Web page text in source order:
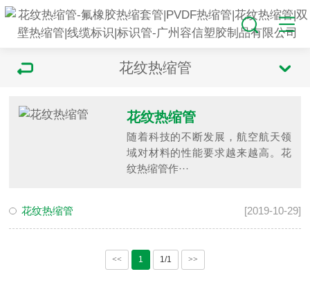
花纹热缩管
花纹热缩管
随着科技的不断发展，航空航天领
域对材料的性能要求越来越高。花
纹热缩管作···
花纹热缩管 [2019-10-29]
<< 1 1/1 >>